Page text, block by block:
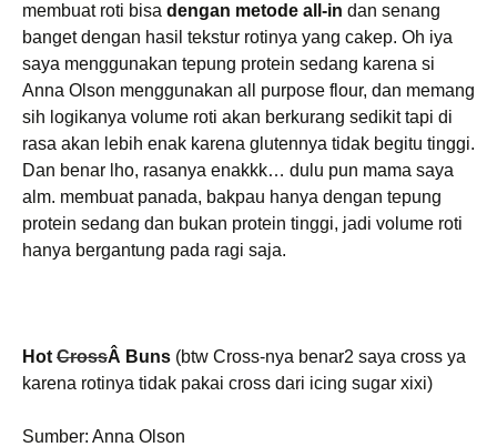
membuat roti bisa dengan metode all-in dan senang
banget dengan hasil tekstur rotinya yang cakep. Oh iya
saya menggunakan tepung protein sedang karena si
Anna Olson menggunakan all purpose flour, dan memang
sih logikanya volume roti akan berkurang sedikit tapi di
rasa akan lebih enak karena glutennya tidak begitu tinggi.
Dan benar lho, rasanya enakkk… dulu pun mama saya
alm. membuat panada, bakpau hanya dengan tepung
protein sedang dan bukan protein tinggi, jadi volume roti
hanya bergantung pada ragi saja.
Hot CrossÂ Buns (btw Cross-nya benar2 saya cross ya
karena rotinya tidak pakai cross dari icing sugar xixi)
Sumber: Anna Olson